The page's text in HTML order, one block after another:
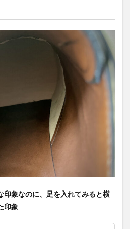
印象なのに、足を入れてみると横
印象